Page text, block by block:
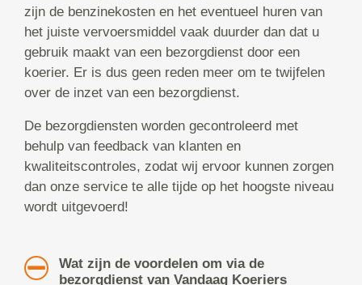
zijn de benzinekosten en het eventueel huren van
het juiste vervoersmiddel vaak duurder dan dat u
gebruik maakt van een bezorgdienst door een
koerier. Er is dus geen reden meer om te twijfelen
over de inzet van een bezorgdienst.
De bezorgdiensten worden gecontroleerd met
behulp van feedback van klanten en
kwaliteitscontroles, zodat wij ervoor kunnen zorgen
dan onze service te alle tijde op het hoogste niveau
wordt uitgevoerd!
Wat zijn de voordelen om via de
bezorgdienst van Vandaag Koeriers